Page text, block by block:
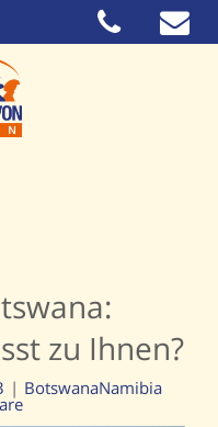
zu Ihnen?
BotswanaNamibia